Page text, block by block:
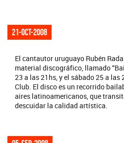
21-oct-2008
El cantautor uruguayo Rubén
material discográfico, llamado
23 a las 21hs, y el sábado 25 a las
Club. El disco es un recorrido
aires latinoamericanos, que
descuidar la calidad artística.